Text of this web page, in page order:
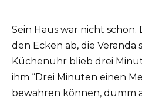
Sein Haus war nicht
den Ecken ab, die
Küchenuhr blieb drei
ihm “Drei Minuten einen
bewahren können, dumm